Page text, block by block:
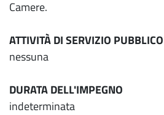
Camere.
ATTIVITÀ DI SERVIZIO
nessuna
DURATA DELL'IMPEGNO
indeterminata